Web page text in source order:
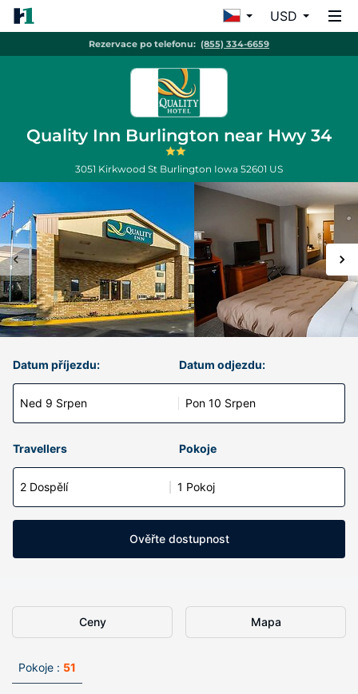
USD
Rezervace po telefonu: (855) 334-6659
Quality Inn Burlington near Hwy 34
3051 Kirkwood St Burlington Iowa 52601 US
Datum příjezdu:
Ned 9 Srpen
Datum odjezdu:
Pon 10 Srpen
Travellers Pokoje
2 Dospělí 1 Pokoj
Ověřte dostupnost
Ceny Mapa
Pokoje : 51